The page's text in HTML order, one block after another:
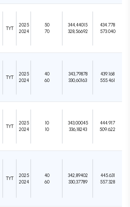
TYT
2025
2024
50
70
344,44015
328,56692
434.778
573.040
TYT
2025
2024
40
60
343,79878
330,60163
439.168
555.461
TYT
2025
2024
10
10
343,00045
336,18243
444.917
509.622
TYT
2025
2024
40
60
342,89402
330,37789
445.631
557.328